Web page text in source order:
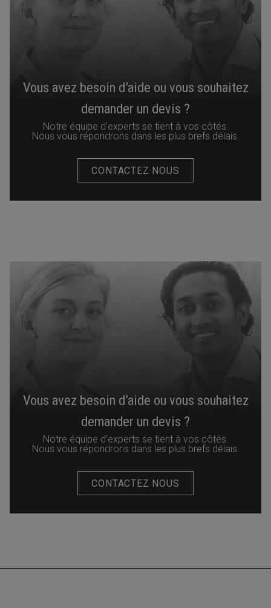
Vous avez besoin d’aide ou vous souhaitez
demander un devis ?
Notre équipe d’experts se tient à vos côtés.
Nous vous répondrons dans les plus brefs délais.
CONTACTEZ NOUS
Vous avez besoin d’aide ou vous souhaitez
demander un devis ?
Notre équipe d’experts se tient à vos côtés.
Nous vous répondrons dans les plus brefs délais.
CONTACTEZ NOUS